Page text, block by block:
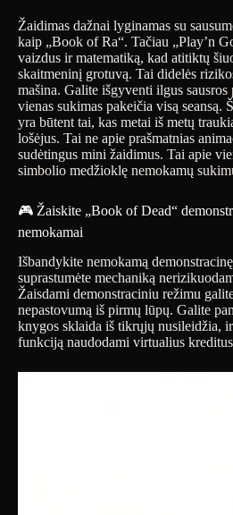
Žaidimas dažnai lyginamas su
kaip „Book of Ra“. Tačiau „Play’n
vaizdus ir matematiką, kad atitiktų
skaitmeninį grotuvą. Tai didelės
mašina. Galite išgyventi ilgus sausros
vienas sukimas pakeičia visą seansą.
yra būtent tai, kas metai iš metų
lošėjus. Tai ne apie prašmatnias
sudėtingus mini žaidimus. Tai apie
simbolio medžioklę nemokamų
🎮 Žaiskite „Book of Dead“
nemokamai
Išbandykite nemokamą
suprastumėte mechaniką
Žaisdami demonstraciniu režimu
nepastovumą iš pirmų lūpų. Galite
knygos sklaida iš tikrųjų nusileidžia,
funkciją naudodami virtualius